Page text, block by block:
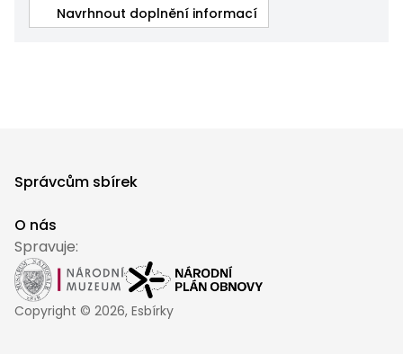
Navrhnout doplnění informací
Správcům sbírek
O nás
Spravuje:
Copyright © 2026, Esbírky